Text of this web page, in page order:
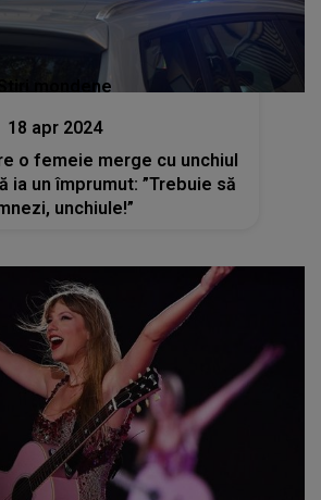
Stiri mondene
18 apr 2024
o femeie merge cu unchiul
ia un împrumut: ”Trebuie să
unchiule!”